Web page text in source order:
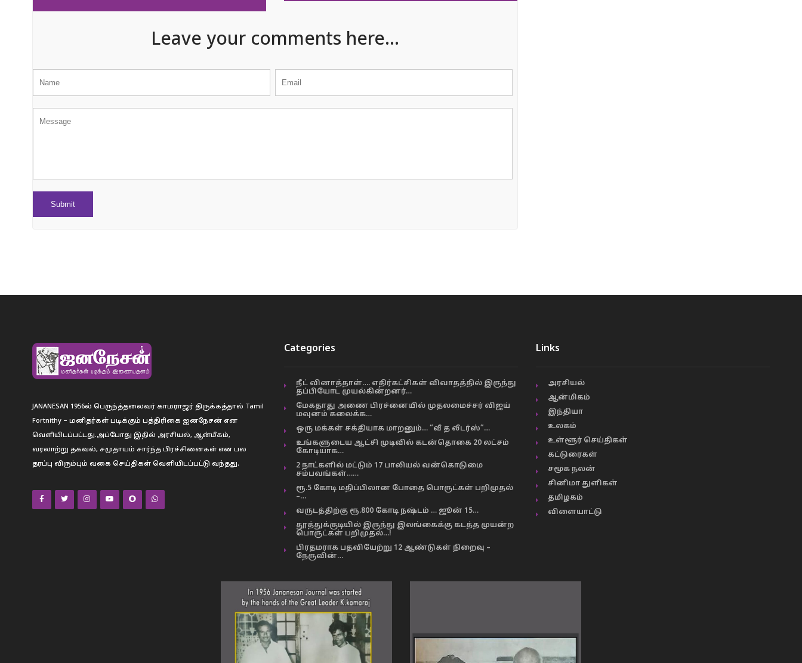
Leave your comments here...
JANANESAN 1956ல் பெருந்த்தலைவர் காமராஜர் திருக்கத்தால் Tamil
Fortnithy – மனிதர்கள் படிக்கும் பத்திரிகை ஐனநேசன் என
வெளியிடப்பட்டது.அப்போது இதில் அரசியல், ஆன்மீகம்,
வரலாற்று தகவல், சமுதாயம் சார்ந்த பிரச்சினைகள் என பல
தரப்பு விரும்பும் வகை செய்திகள் வெளியிடப்பட்டு வந்தது.
Categories
நீட் வினாத்தாள்…. எதிர்கட்சிகள் விவாதத்தில் இருந்து
தப்பியோட முயல்கின்றனர்…
மேகதாது அணை பிரச்னையில் முதலமைச்சர் விஜய்
மவுனம் கலைக்க…
ஒரு மக்கள் சக்தியாக மாறனும்… “வீ த லீடர்ஸ்”…
உங்களுடைய ஆட்சி முடிவில் கடன்தொகை 20 லட்சம்
கோடியாக…
2 நாட்களில் மட்டும் 17 பாலியல் வன்கொடுமை
சம்பவங்கள்……
ரூ.5 கோடி மதிப்பிலான போதை பொருட்கள் பறிமுதல்
–…
வருடத்திற்கு ரூ.800 கோடி நஷ்டம் … ஜூன் 15…
தூத்துக்குடியில் இருந்து இலங்கைக்கு கடத்த முயன்ற
பொருட்கள் பறிமுதல்…!
பிரதமராக பதவியேற்று 12 ஆண்டுகள் நிறைவு –
நேருவின்…
Links
அரசியல்
ஆன்மிகம்
இந்தியா
உலகம்
உள்ளூர் செய்திகள்
கட்டுரைகள்
சமூக நலன்
சினிமா துளிகள்
தமிழகம்
விளையாட்டு